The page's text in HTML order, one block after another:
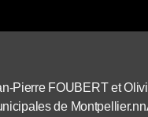
Pierre FOUBERT et
de